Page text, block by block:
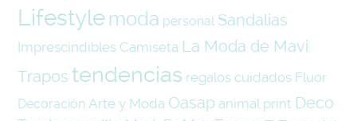
Lifestyle moda personal Sandalias
Imprescindibles Camiseta La Moda de Mavi
Trapos tendencias regalos cuidados Fluor
Decoración Arte y Moda Oasap animal print Deco